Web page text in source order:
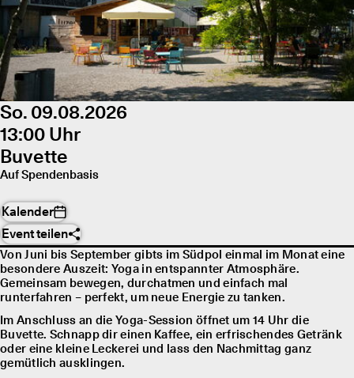
So. 09.08.2026
13:00 Uhr
Buvette
Auf Spendenbasis
Kalender
Event teilen
Von Juni bis September gibts im Südpol einmal im Monat eine
besondere Auszeit: Yoga in entspannter Atmosphäre.
Gemeinsam bewegen, durchatmen und einfach mal
runterfahren – perfekt, um neue Energie zu tanken.
Im Anschluss an die Yoga-Session öffnet um 14 Uhr die
Buvette. Schnapp dir einen Kaffee, ein erfrischendes Getränk
oder eine kleine Leckerei und lass den Nachmittag ganz
gemütlich ausklingen.